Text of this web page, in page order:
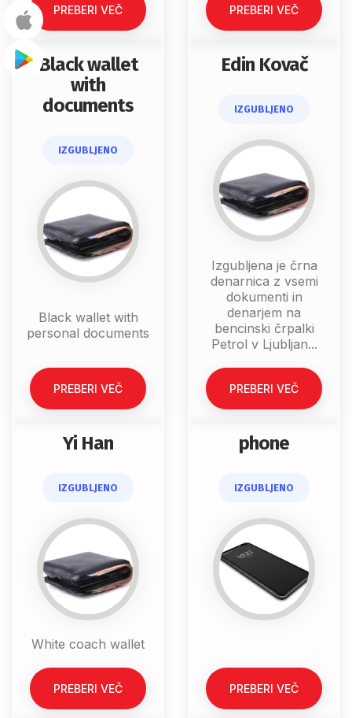
PREBERI VEČ PREBERI VEČ
Black wallet
with
documents
IZGUBLJENO
Black wallet with
personal documents
PREBERI VEČ
Edin Kovač
IZGUBLJENO
Izgubljena je črna
denarnica z vsemi
dokumenti in
denarjem na
bencinski črpalki
Petrol v Ljubljan...
PREBERI VEČ
Yi Han
IZGUBLJENO
White coach wallet
PREBERI VEČ
phone
IZGUBLJENO
PREBERI VEČ